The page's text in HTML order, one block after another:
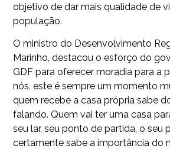
objetivo de dar mais qualidade de
população.
O ministro do Desenvolvimento
Marinho, destacou o esforço do
GDF para oferecer moradia para a
nós, este é sempre um momento
quem recebe a casa própria sabe
falando. Quem vai ter uma casa
seu lar, seu ponto de partida, o seu
certamente sabe a importância do